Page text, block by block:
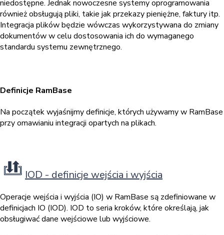
niedostępne. Jednak nowoczesne systemy oprogramowania
również obsługują pliki, takie jak przekazy pieniężne, faktury itp.
Integracja plików będzie wówczas wykorzystywana do zmiany
dokumentów w celu dostosowania ich do wymaganego
standardu systemu zewnętrznego.
Definicje RamBase
Na początek wyjaśnijmy definicje, których używamy w RamBase
przy omawianiu integracji opartych na plikach.
IOD - definicje wejścia i wyjścia
Operacje wejścia i wyjścia (IO) w RamBase są zdefiniowane w
definicjach IO (IOD). IOD to seria kroków, które określają, jak
obsługiwać dane wejściowe lub wyjściowe.